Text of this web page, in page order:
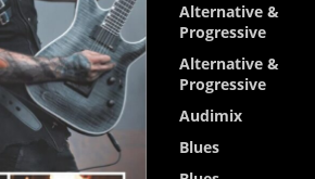
Alternative &
Progressive
Alternative &
Progressive
Audimix
Blues